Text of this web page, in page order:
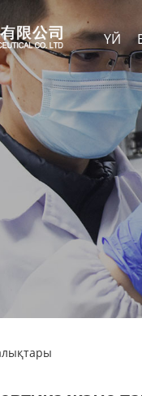
ҮЙ